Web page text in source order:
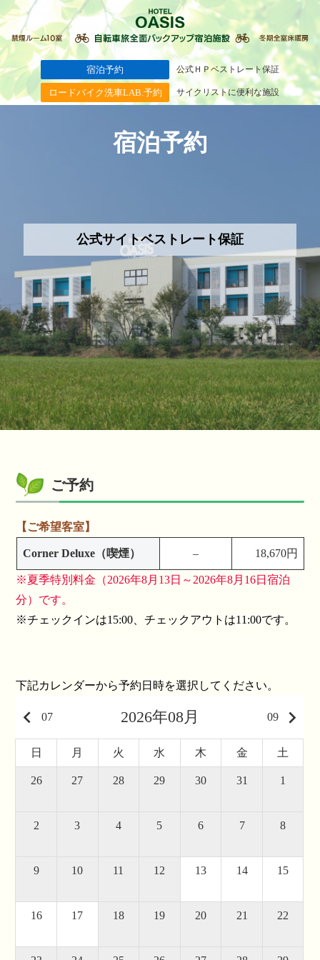
宿泊予約 公式ＨＰベストレート保証
ロードバイク洗車LAB.予約 サイクリストに便利な施設
宿泊予約
公式サイトベストレート保証
ご予約
【ご希望客室】
Corner Deluxe（喫煙） – 18,670円
※夏季特別料金（2026年8月13日～2026年8月16日宿泊
分）です。
※チェックインは15:00、チェックアウトは11:00です。
下記カレンダーから予約日時を選択してください。
keyboard_arrow_left 07 2026年08月 09 keyboard_arrow_right
日 月 火 水 木 金 土
26 27 28 29 30 31 1
2 3 4 5 6 7 8
9 10 11 12 13 14 15
16 17 18 19 20 21 22